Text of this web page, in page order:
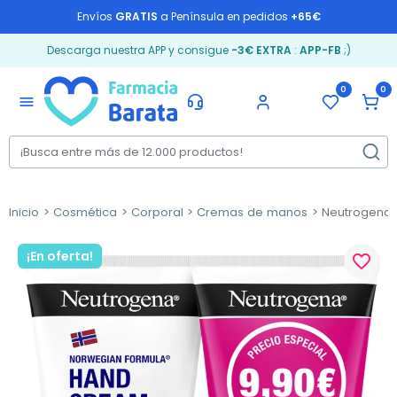
Envíos GRATIS a Península en pedidos +65€
Descarga nuestra APP y consigue -3€ EXTRA: APP-FB ;)
menu
0 0
Inicio Cosmética Corporal Cremas de manos Neutrogena
¡En oferta! favorite_border